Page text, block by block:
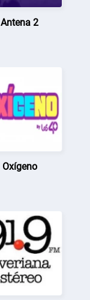
Antena 2
Oxígeno